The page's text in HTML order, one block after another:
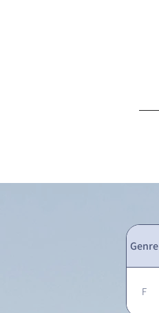
Genre
F